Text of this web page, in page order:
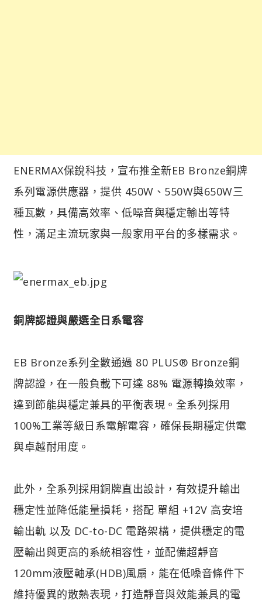
ENERMAX保銳科技，宣布推全新EB Bronze銅牌
系列電源供應器，提供 450W、550W與650W三
種瓦數，具備高效率、低噪音與穩定輸出等特
性，滿足主流玩家與一般家用平台的多樣需求。
銅牌認證與嚴選全日系電容
EB Bronze系列全數通過 80 PLUS® Bronze銅
牌認證，在一般負載下可達 88% 電源轉換效率，
達到節能與穩定兼具的平衡表現。全系列採用
100%工業等級日系電解電容，確保長期穩定供電
與卓越耐用度。
此外，全系列採用銅牌直出設計，有效提升輸出
穩定性並降低能量損耗，搭配 單組 +12V 高安培
輸出軌 以及 DC-to-DC 電路架構，提供穩定的電
壓輸出與更高的系統相容性，並配備超靜音
120mm液壓軸承(HDB)風扇，能在低噪音條件下
維持優異的散熱表現，打造靜音與效能兼具的電